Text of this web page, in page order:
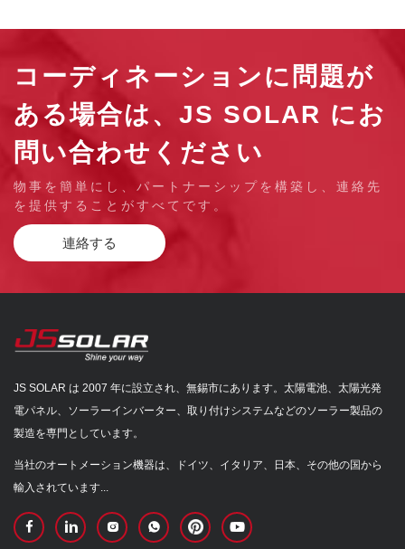
コーディネーションに問題が
ある場合は、JS SOLAR にお
問い合わせください
物事を簡単にし、パートナーシップを構築し、連絡先
を提供することがすべてです。
連絡する
JS SOLAR は 2007 年に設立され、無錫市にあります。太陽電池、太陽光発
電パネル、ソーラーインバーター、取り付けシステムなどのソーラー製品の
製造を専門としています。
当社のオートメーション機器は、ドイツ、イタリア、日本、その他の国から
輸入されています...